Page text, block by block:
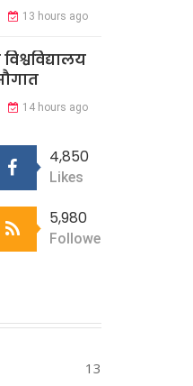
13 hours ago
14 hours ago
4,850
Likes
5,980
Followers
13